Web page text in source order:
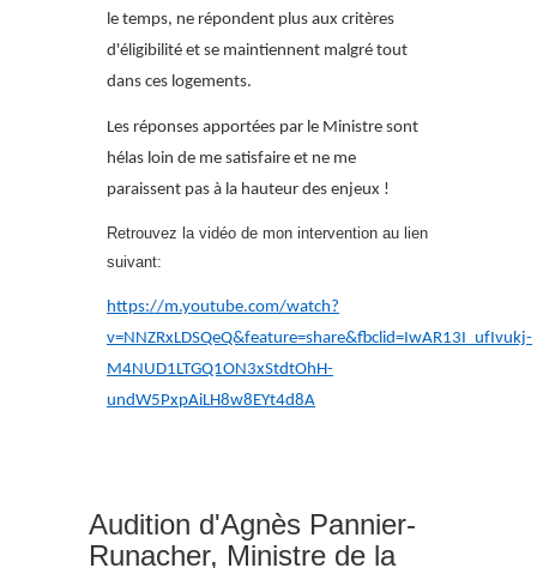
le temps, ne répondent plus aux critères
d'éligibilité et se maintiennent malgré tout
dans ces logements.
Les réponses apportées par le Ministre sont
hélas loin de me satisfaire et ne me
paraissent pas à la hauteur des enjeux !
Retrouvez la vidéo de mon intervention au lien
suivant:
https://m.youtube.com/watch?
v=NNZRxLDSQeQ&feature=share&fbclid=IwAR13I_ufIvukj-
M4NUD1LTGQ1ON3xStdtOhH-
undW5PxpAiLH8w8EYt4d8A
Audition d'Agnès Pannier-
Runacher, Ministre de la